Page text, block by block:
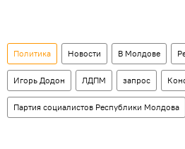
Политика Новости В Молдове
Игорь Додон ЛДПМ запрос
Партия социалистов Республики Молдова